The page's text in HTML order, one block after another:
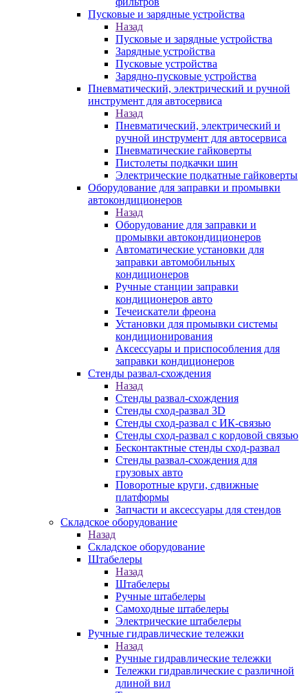
Пусковые и зарядные устройства
Назад
Пусковые и зарядные устройства
Зарядные устройства
Пусковые устройства
Зарядно-пусковые устройства
Пневматический, электрический и ручной
инструмент для автосервиса
Назад
Пневматический, электрический и
ручной инструмент для автосервиса
Пневматические гайковерты
Пистолеты подкачки шин
Электрические подкатные гайковерты
Оборудование для заправки и промывки
автокондиционеров
Назад
Оборудование для заправки и
промывки автокондиционеров
Автоматические установки для
заправки автомобильных
кондиционеров
Ручные станции заправки
кондиционеров авто
Течеискатели фреона
Установки для промывки системы
кондиционирования
Аксессуары и приспособления для
заправки кондиционеров
Стенды развал-схождения
Назад
Стенды развал-схождения
Стенды сход-развал 3D
Стенды сход-развал с ИК-связью
Стенды сход-развал с кордовой связью
Бесконтактные стенды сход-развал
Стенды развал-схождения для
грузовых авто
Поворотные круги, сдвижные
платформы
Запчасти и аксессуары для стендов
Складское оборудование
Назад
Складское оборудование
Штабелеры
Назад
Штабелеры
Ручные штабелеры
Самоходные штабелеры
Электрические штабелеры
Ручные гидравлические тележки
Назад
Ручные гидравлические тележки
Тележки гидравлические с различной
длиной вил